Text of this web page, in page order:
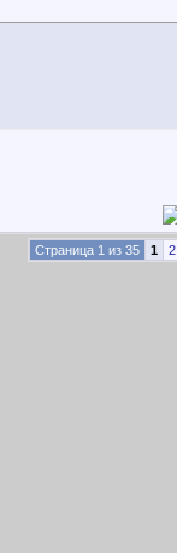
Страница 1 из 35 1 2